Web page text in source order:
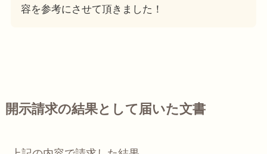
容を参考にさせて頂きました！
開示請求の結果として届いた文書